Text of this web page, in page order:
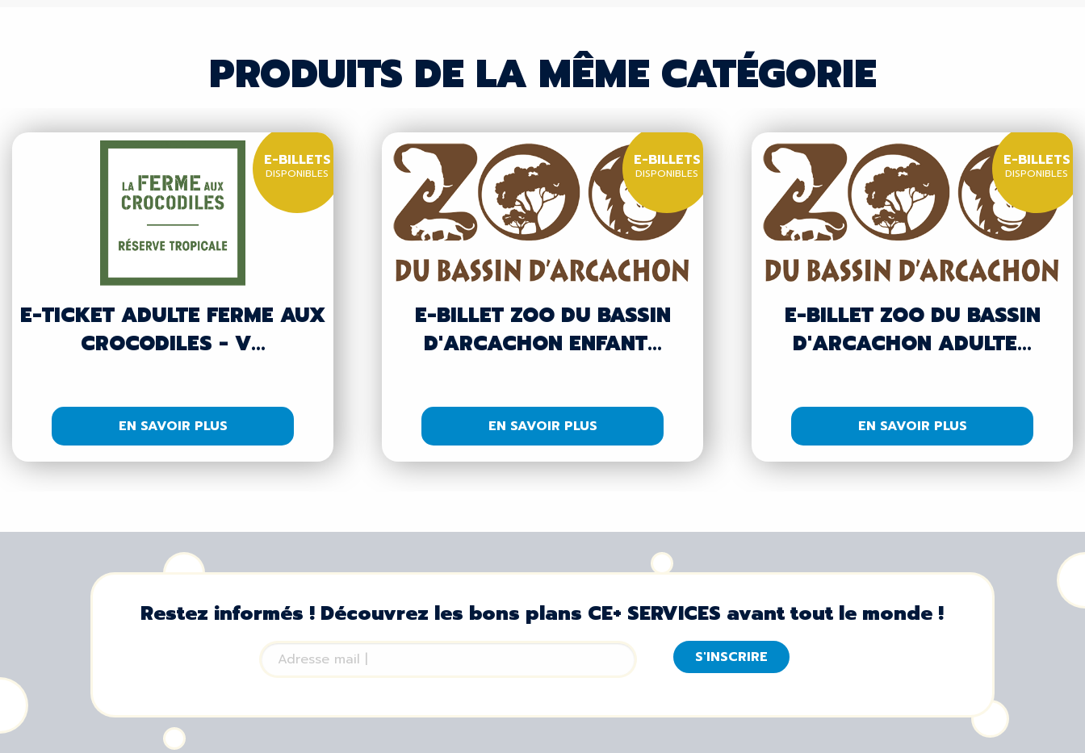
PRODUITS DE LA MÊME CATÉGORIE
E-TICKET ADULTE FERME AUX
CROCODILES - V...
E-BILLETS
DISPONIBLES
EN SAVOIR PLUS
E-BILLET ZOO DU BASSIN
D'ARCACHON ENFANT...
E-BILLETS
DISPONIBLES
EN SAVOIR PLUS
E-BILLET ZOO DU BASSIN
D'ARCACHON ADULTE...
E-BILLETS
DISPONIBLES
EN SAVOIR PLUS
Restez informés ! Découvrez les bons plans CE+ SERVICES avant tout le monde !
S'INSCRIRE